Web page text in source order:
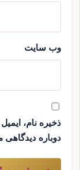
وب‌ سایت
ذخیره نام،
دوباره